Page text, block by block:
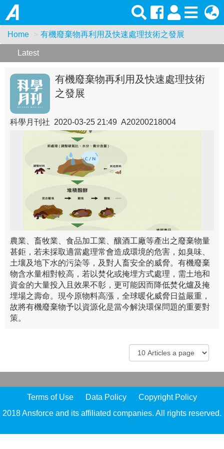
Home 有機廢棄物再利用及快速處理技術之發展
Latest
有機廢棄物再利用及快速處理技術
之發展
科學月刊社 2020-03-25 21:49 A20200218004
農業、畜牧業、食品加工業、釀酒工廠等產出之廢棄物量
甚鉅，若未採取適當處理常會造成環境的危害，如臭味、
土壤及地下水的污染等，及對人畜安全的威脅。有機廢棄
物含水量相對較高，若以焚化或掩埋方式處理，需土地和
資金的大量投入且效果不彰，更可能因而降低焚化爐及掩
埋場之壽命。現今原物料高漲，全球暖化威脅日益嚴重，
故將有機廢棄物予以資源化是當今解決環保問題的重要對
策。
Terms of Use Data Policy
Copyright Policy
2018 Ansforce and its affiliated companies. All rights reserved.